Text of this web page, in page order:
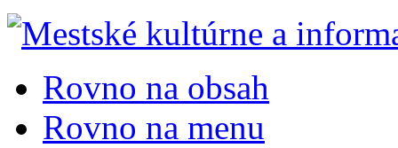
Rovno na obsah
Rovno na menu